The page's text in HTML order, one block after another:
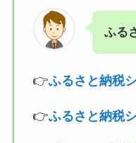
ふる
👉ふるさと納税
👉ふるさと納税